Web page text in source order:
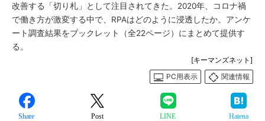
改善する「切り札」として注目されてきた。2020年、コロナ禍
で働き方が激変する中で、RPAはどのように浸透したか。アンケ
ート調査結果をブックレット（全22ページ）にまとめて提供す
る。
[キーマンズネット]
PC用表示
関連情報
Share Post LINE Hatena